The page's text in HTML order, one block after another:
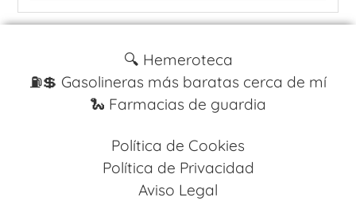
🔍 Hemeroteca
⛽️💲 Gasolineras más baratas cerca de mí
🐍 Farmacias de guardia
Política de Cookies
Política de Privacidad
Aviso Legal